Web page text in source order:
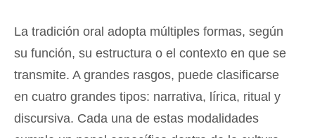
La tradición oral adopta múltiples formas, según
su función, su estructura o el contexto en que se
transmite. A grandes rasgos, puede clasificarse
en cuatro grandes tipos: narrativa, lírica, ritual y
discursiva. Cada una de estas modalidades